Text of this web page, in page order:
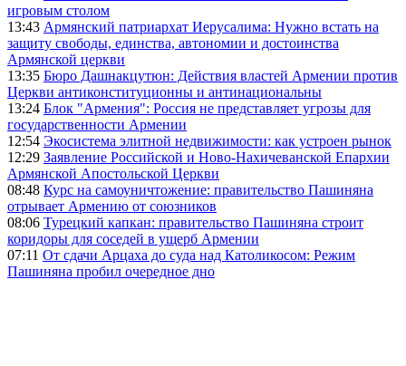
игровым столом
13:43 Армянский патриархат Иерусалима: Нужно встать на
защиту свободы, единства, автономии и достоинства
Армянской церкви
13:35 Бюро Дашнакцутюн: Действия властей Армении против
Церкви антиконституционны и антинациональны
13:24 Блок "Армения": Россия не представляет угрозы для
государственности Армении
12:54 Экосистема элитной недвижимости: как устроен рынок
12:29 Заявление Российской и Ново-Нахичеванской Епархии
Армянской Апостольской Церкви
08:48 Курс на самоуничтожение: правительство Пашиняна
отрывает Армению от союзников
08:06 Турецкий капкан: правительство Пашиняна строит
коридоры для соседей в ущерб Армении
07:11 От сдачи Арцаха до суда над Католикосом: Режим
Пашиняна пробил очередное дно